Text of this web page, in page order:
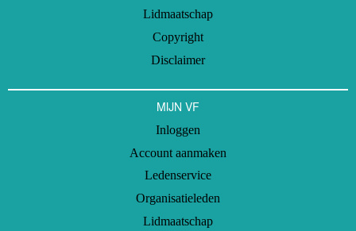
Lidmaatschap
Copyright
Disclaimer
MIJN VF
Inloggen
Account aanmaken
Ledenservice
Organisatieleden
Lidmaatschap